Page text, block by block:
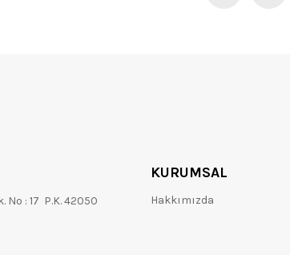
No : 17 P.K. 42050
KURUMSAL
Hakkımızda